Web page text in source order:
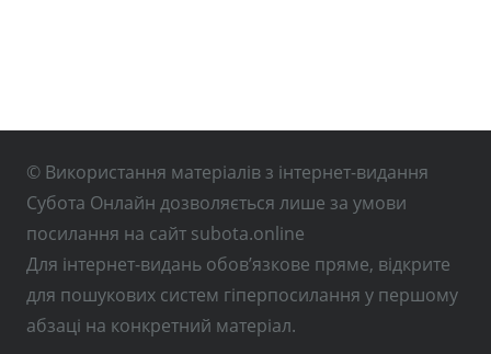
© Використання матеріалів з інтернет-видання
Субота Онлайн дозволяється лише за умови
посилання на сайт subota.online
Для інтернет-видань обов’язкове пряме, відкрите
для пошукових систем гіперпосилання у першому
абзаці на конкретний матеріал.